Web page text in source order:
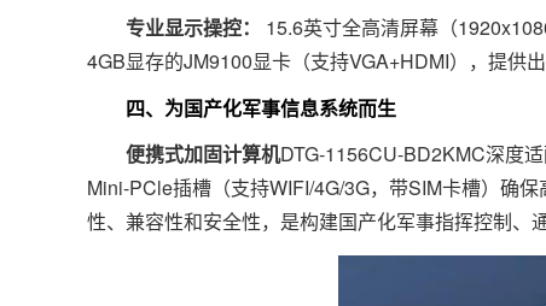
专业显示操控：
15.6英寸全高清屏幕（
4GB显存的JM9100显卡（支持VGA+HDMI），提供
四、为国产化军事信息系统而生
便携式加固计算机DTG-1156CU-BD2KMC深度
Mini-PCle插槽（支持WIFI/4G/3G，带SIM卡槽）确
性、兼容性和安全性，是构建国产化军事指挥控制、